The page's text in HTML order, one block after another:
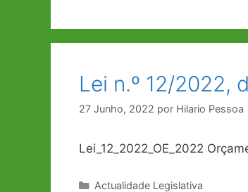
Lei n.º 12/2022,
27 Junho, 2022 por Hilario Pessoa
Lei_12_2022_OE_2022
Categorias
Actualidade Legislativa